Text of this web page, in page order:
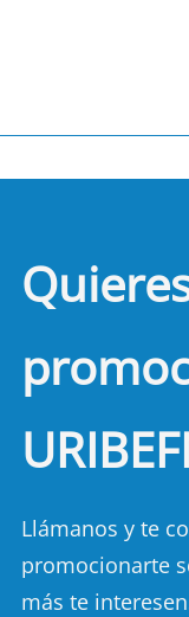
Llámanos y te
promocionarte
más te